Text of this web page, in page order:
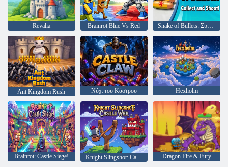
Revalia Brainrot Blue Vs Red Snake of Bullets: Συλλέξτε και πυροβολήστε!
Ant Kingdom Rush Νύχι του Κάστρου Hexholm
Brainrot: Castle Siege! Knight Slingshot: Castle War Dragon Fire & Fury